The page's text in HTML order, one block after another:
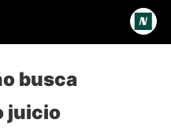
busca
juicio